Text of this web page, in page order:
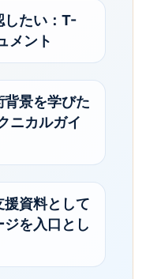
したい：T-
メント
景を学びた
ニカルガイ
資料として
を入口とし